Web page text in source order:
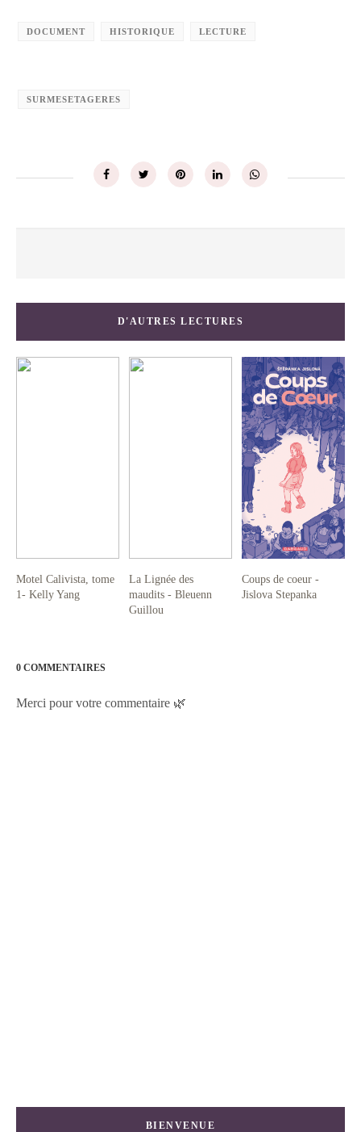
DOCUMENT HISTORIQUE LECTURE
SURMESETAGERES
D'AUTRES LECTURES
Motel Calivista, tome
1- Kelly Yang
La Lignée des
maudits - Bleuenn
Guillou
Coups de coeur -
Jislova Stepanka
0 COMMENTAIRES
Merci pour votre commentaire 🌿
BIENVENUE